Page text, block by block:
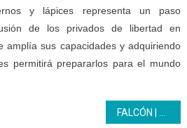
y lápices representa un paso
de los privados de libertad en
amplía sus capacidades y adquiriendo
permitirá prepararlos para el mundo